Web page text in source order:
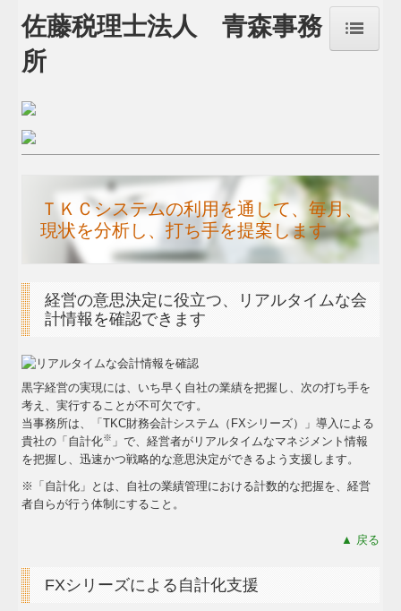
経営者お役立ち情報
事務所紹介
経営理念
関連リンク
リンク集
補助金・助成金・融資情報
関与先向け融資商品ご紹介
TKCシステムQ&A
個人情報保護方針
佐藤税理士法人 青森事務
所
ＴＫＣシステムの利用を通して、毎月、
現状を分析し、打ち手を提案します
経営の意思決定に役立つ、リアルタイムな会
計情報を確認できます
黒字経営の実現には、いち早く自社の業績を把握し、次の打ち手を
考え、実行することが不可欠です。
当事務所は、「TKC財務会計システム（FXシリーズ）」導入による
貴社の「自計化※ 」で、経営者がリアルタイムなマネジメント情報
を把握し、迅速かつ戦略的な意思決定ができるよう支援します。
※「自計化」とは、自社の業績管理における計数的な把握を、経営
者自らが行う体制にすること。
▲ 戻る
FXシリーズによる自計化支援